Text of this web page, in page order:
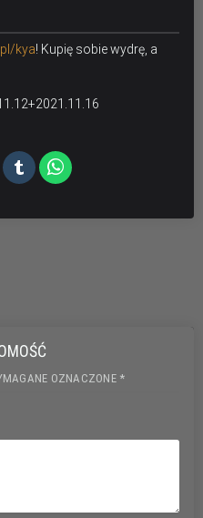
kya! Kupię sobie wydrę, a
OZNACZONE *